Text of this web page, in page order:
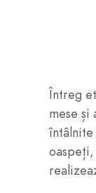
Întreg
mese